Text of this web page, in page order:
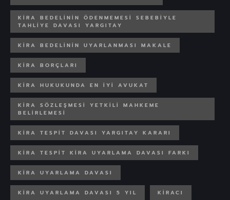
KIRA BEDELININ ÖDENMEMESI SEBEBIYLE
TAHLIYE DAVASI YARGITAY
KIRA BEDELININ UYARLANMASI MAKALE
KIRA BORÇLARI
KIRA HUKUKUNDA EN IYI AVUKAT
KIRA SÖZLEŞMESI YETKILI MAHKEME
BELIRLEMESI
KIRA TESPIT DAVASI YARGITAY KARARI
KIRA TESPIT KIRA UYARLAMA DAVASI FARKI
KIRA UYARLAMA DAVASI
KIRA UYARLAMA DAVASI 5 YIL KIRACI